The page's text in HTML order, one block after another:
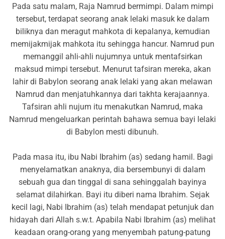
Pada satu malam, Raja Namrud bermimpi. Dalam mimpi
tersebut, terdapat seorang anak lelaki masuk ke dalam
biliknya dan meragut mahkota di kepalanya, kemudian
memijakmijak mahkota itu sehingga hancur. Namrud pun
memanggil ahli-ahli nujumnya untuk mentafsirkan
maksud mimpi tersebut. Menurut tafsiran mereka, akan
lahir di Babylon seorang anak lelaki yang akan melawan
Namrud dan menjatuhkannya dari takhta kerajaannya.
Tafsiran ahli nujum itu menakutkan Namrud, maka
Namrud mengeluarkan perintah bahawa semua bayi lelaki
di Babylon mesti dibunuh.
Pada masa itu, ibu Nabi Ibrahim (as) sedang hamil. Bagi
menyelamatkan anaknya, dia bersembunyi di dalam
sebuah gua dan tinggal di sana sehinggalah bayinya
selamat dilahirkan. Bayi itu diberi nama Ibrahim. Sejak
kecil lagi, Nabi Ibrahim (as) telah mendapat petunjuk dan
hidayah dari Allah s.w.t. Apabila Nabi Ibrahim (as) melihat
keadaan orang-orang yang menyembah patung-patung